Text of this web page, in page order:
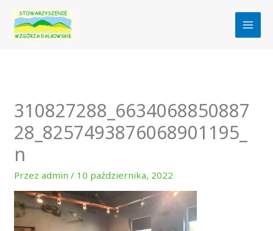
Przejdź
treści
310827288_6634068850887
28_8257493876068901195_
n
Przezadmin/ 10 października, 2022